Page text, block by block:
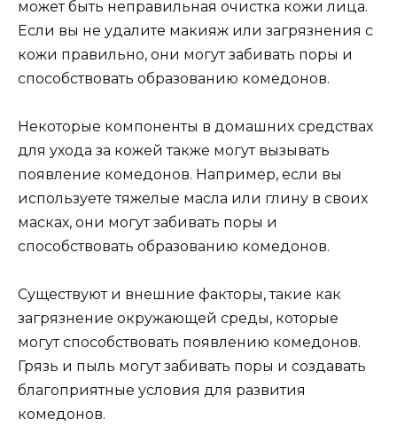
может быть неправильная очистка кожи лица.
Если вы не удалите макияж или загрязнения с
кожи правильно, они могут забивать поры и
способствовать образованию комедонов.
Некоторые компоненты в домашних средствах
для ухода за кожей также могут вызывать
появление комедонов. Например, если вы
используете тяжелые масла или глину в своих
масках, они могут забивать поры и
способствовать образованию комедонов.
Существуют и внешние факторы, такие как
загрязнение окружающей среды, которые
могут способствовать появлению комедонов.
Грязь и пыль могут забивать поры и создавать
благоприятные условия для развития
комедонов.